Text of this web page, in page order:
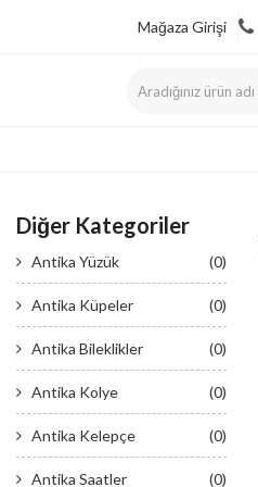
Mağaza Girişi
Diğer Kategoriler
Antika Yüzük (0)
Antika Küpeler (0)
Antika Bileklikler (0)
Antika Kolye (0)
Antika Kelepçe (0)
Antika Saatler (0)